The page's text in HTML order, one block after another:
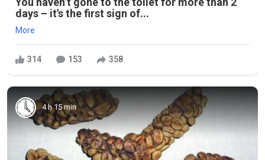
days – it's the first sign of...
More
314 153 358
4 h 15 min